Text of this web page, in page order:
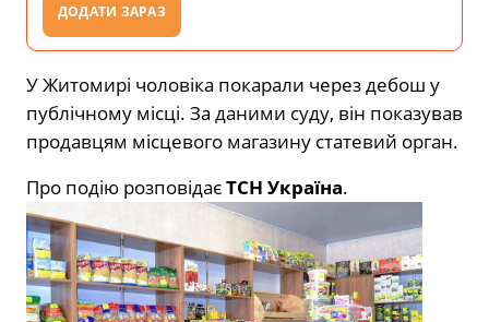
ДОДАТИ ЗАРАЗ
У Житомирі чоловіка покарали через дебош у
публічному місці. За даними суду, він показував
продавцям місцевого магазину статевий орган.
Про подію розповідаєТСН Україна.